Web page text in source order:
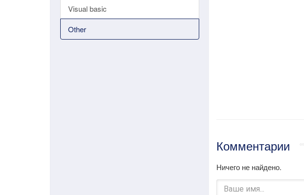
Visual basic
Other
Комментарии
Ничего не найдено.